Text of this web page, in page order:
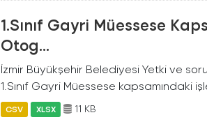
1.Sınıf Gayri Müessese
Otog...
İzmir Büyükşehir Belediyesi Yetki ve
1.Sınıf Gayri Müessese kapsamındaki
CSV XLSX 11 KB